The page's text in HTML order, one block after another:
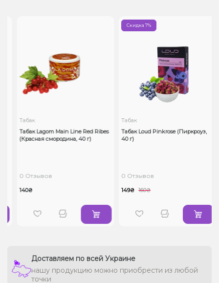
Табак
Табак Lagom Main Line Red Ribes
(Красная смородина, 40 г)
0 Отзывов
140₴
Скидка 7%
Табак
Табак Loud Pinkrose (Пиркроуз,
40 г)
0 Отзывов
149₴ 160₴
Доставляем по всей Украине
нашу продукцию можно приобрести из любой
точки